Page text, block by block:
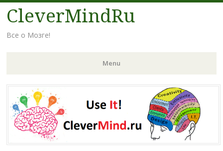
CleverMindRu
Все о Мозге!
Menu
Skip
to
content